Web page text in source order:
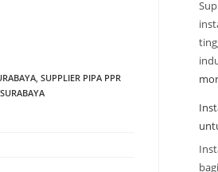
, SUPPLIER PIPA PPR